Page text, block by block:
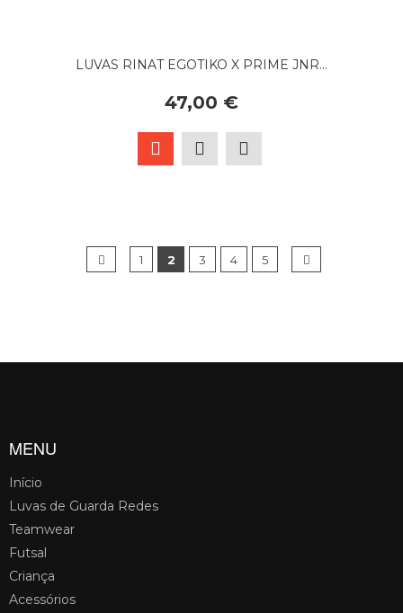
LUVAS RINAT EGOTIKO X PRIME JNR...
47,00 €
1 2 3 4 5
MENU
Início
Luvas de Guarda Redes
Teamwear
Futsal
Criança
Acessórios